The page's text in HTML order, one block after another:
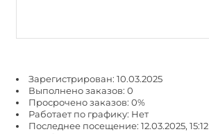
Зарегистрирован: 10.03.2025
Выполнено заказов: 0
Просрочено заказов: 0%
Работает по графику: Нет
Последнее посещение: 12.03.2025, 15:12